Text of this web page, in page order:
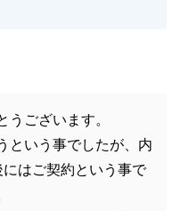
うございます。
という事でしたが、内
はご契約という事で